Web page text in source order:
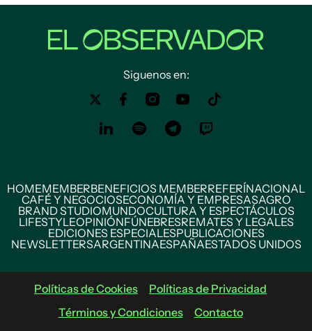
Siguenos en:
HOMEMEMBERBENEFICIOS MEMBERREFERÍNACIONAL
CAFÉ Y NEGOCIOSECONOMÍA Y EMPRESASAGRO
BRAND STUDIOMUNDOCULTURA Y ESPECTÁCULOS
LIFESTYLEOPINIÓNFÚNEBRESREMATES Y LEGALES
EDICIONES ESPECIALESPUBLICACIONES
NEWSLETTERSARGENTINAESPAÑAESTADOS UNIDOS
Políticas de Cookies
Políticas de Privacidad
Términos y Condiciones
Contacto